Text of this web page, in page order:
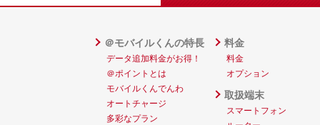
＠モバイルくんの特長
データ追加料金がお得！
＠ポイントとは
モバイルくんでんわ
オートチャージ
多彩なプラン
料金
料金
オプション
取扱端末
スマートフォン